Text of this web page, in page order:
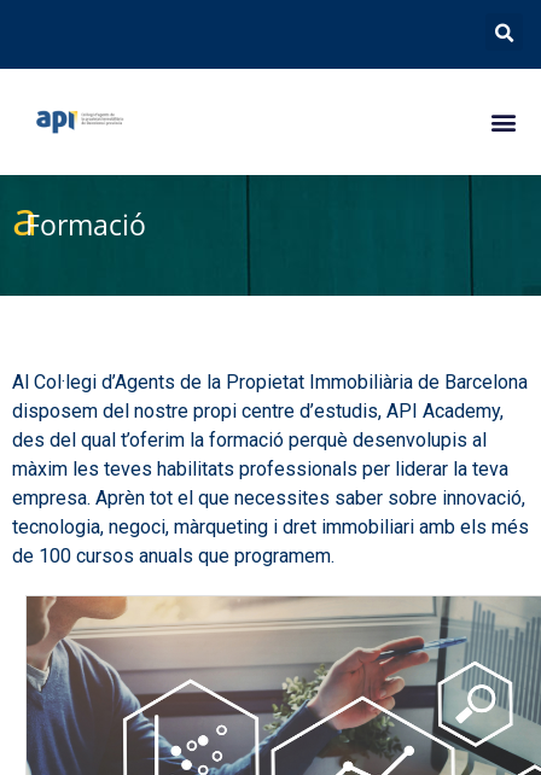
aFormació
Al Col·legi d’Agents de la Propietat Immobiliària de Barcelona
disposem del nostre propi centre d’estudis, API Academy,
des del qual t’oferim la formació perquè desenvolupis al
màxim les teves habilitats professionals per liderar la teva
empresa. Aprèn tot el que necessites saber sobre innovació,
tecnologia, negoci, màrqueting i dret immobiliari amb els més
de 100 cursos anuals que programem.